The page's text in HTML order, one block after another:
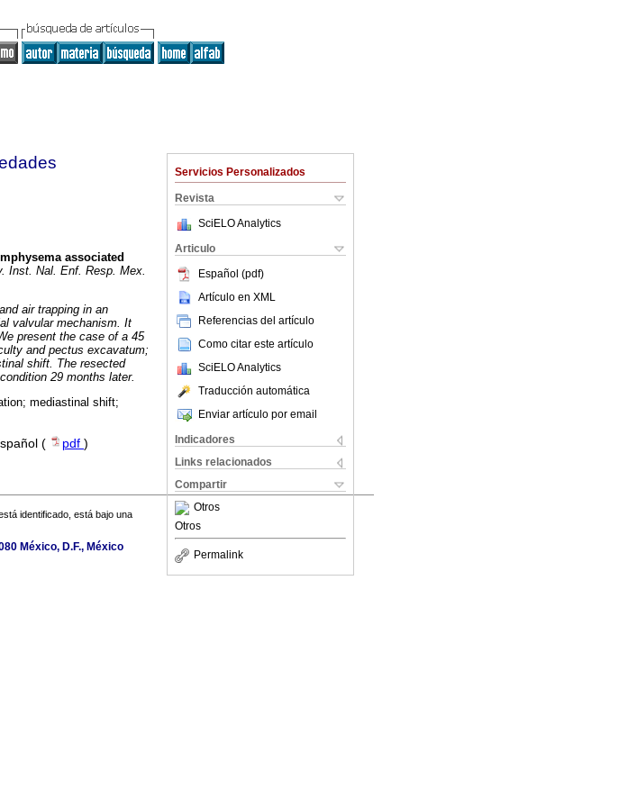
Servicios Personalizados
Revista
SciELO Analytics
Articulo
Español (pdf)
Artículo en XML
Referencias del artículo
Como citar este artículo
SciELO Analytics
Traducción automática
Enviar artículo por email
Indicadores
Links relacionados
Compartir
Otros
Otros
Permalink
associated
Inst. Nal. Enf. Resp. Mex.
air trapping in an
valvular mechanism. It
present the case of a 45
and pectus excavatum;
shift. The resected
29 months later.
mediastinal shift;
( pdf )
identificado, está bajo una
México, D.F., México